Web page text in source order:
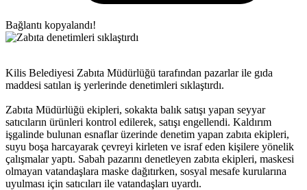
Bağlantı kopyalandı!
Kilis Belediyesi Zabıta Müdürlüğü tarafından pazarlar ile gıda
maddesi satılan iş yerlerinde denetimleri sıklaştırdı.
Zabıta Müdürlüğü ekipleri, sokakta balık satışı yapan seyyar
satıcıların ürünleri kontrol edilerek, satışı engellendi. Kaldırım
işgalinde bulunan esnaflar üzerinde denetim yapan zabıta ekipleri,
suyu boşa harcayarak çevreyi kirleten ve israf eden kişilere yönelik
çalışmalar yaptı. Sabah pazarını denetleyen zabıta ekipleri, maskesi
olmayan vatandaşlara maske dağıtırken, sosyal mesafe kurularına
uyulması için satıcıları ile vatandaşları uyardı.